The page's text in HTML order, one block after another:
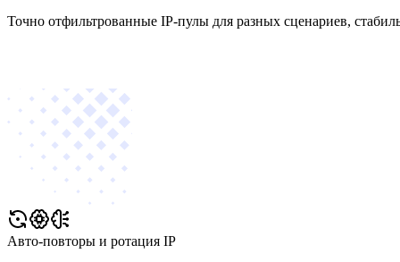
Точно отфильтрованные IP-пулы для разных сценариев,
Авто-повторы и ротация IP